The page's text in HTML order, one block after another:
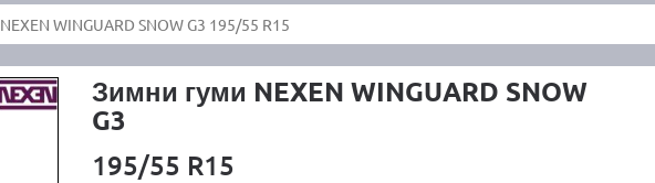
NEXEN WINGUARD SNOW G3 195/55 R15
Зимни гуми NEXEN WINGUARD SNOW
G3
195/55 R15